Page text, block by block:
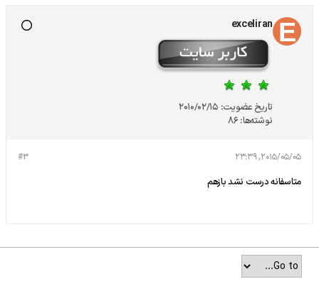
exceliran
تاریخ عضویت: 2010/02/15
نوشته‌ها: 86
#3 2015/05/05, 23:39
متاسفانه درست نشد بازهم